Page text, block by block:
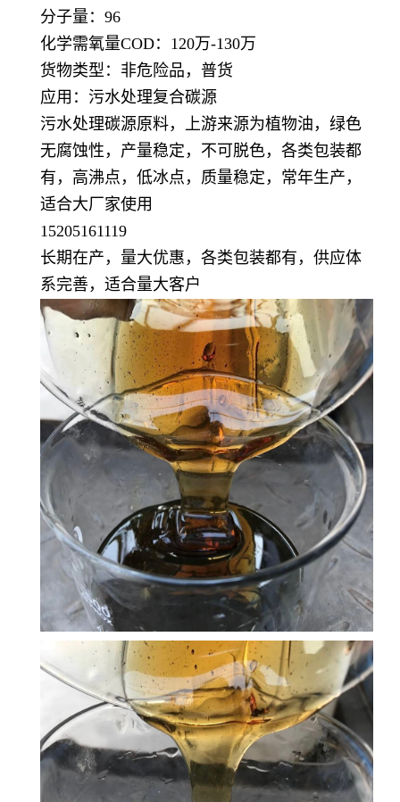
分子量：96
化学需氧量COD：120万-130万
货物类型：非危险品，普货
应用：污水处理复合碳源
污水处理碳源原料，上游来源为植物油，绿色
无腐蚀性，产量稳定，不可脱色，各类包装都
有，高沸点，低冰点，质量稳定，常年生产，
适合大厂家使用
15205161119
长期在产，量大优惠，各类包装都有，供应体
系完善，适合量大客户